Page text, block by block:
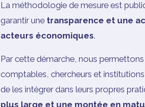
La méthodologie de mesure est
garantir une transparence et une
acteurs économiques.
Par cette démarche, nous
comptables, chercheurs et
de les intégrer dans leurs propres
plus large et une montée en